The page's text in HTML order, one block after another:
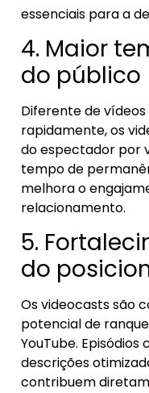
essenciais para a
4. Maior
do público
Diferente de
rapidamente, os
do espectador por
tempo de
melhora o
relacionamento.
5.
do
Os videocasts são
potencial de
YouTube.
descrições
contribuem